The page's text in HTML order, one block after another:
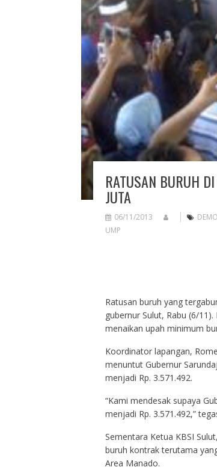
RATUSAN BURUH
JUTA
06/11/2013
UMP
Ratusan buruh yang
gubernur Sulut, Rabu (6/
menaikan upah minimum
Koordinator lapangan,
menuntut Gubernur
menjadi Rp. 3.571.492.
“Kami mendesak supaya
menjadi Rp. 3.571.492,”
Sementara Ketua KBSI
buruh kontrak terutama
Area Manado.